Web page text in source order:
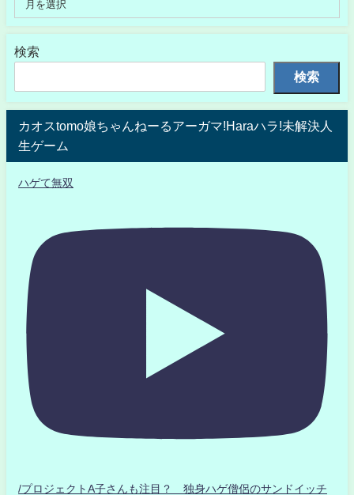
検索
検索
カオスtomo娘ちゃんねーるアーガマ!Haraハラ!未解決人
生ゲーム
ハゲて無双
/プロジェクトA子さんも注目？ 独身ハゲ僧侶のサンドイッチ